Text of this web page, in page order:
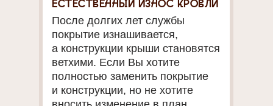
Естественный износ кровли
После долгих лет службы
покрытие изнашивается,
а конструкции крыши становятся
ветхими. Если Вы хотите
полностью заменить покрытие
и конструкции, но не хотите